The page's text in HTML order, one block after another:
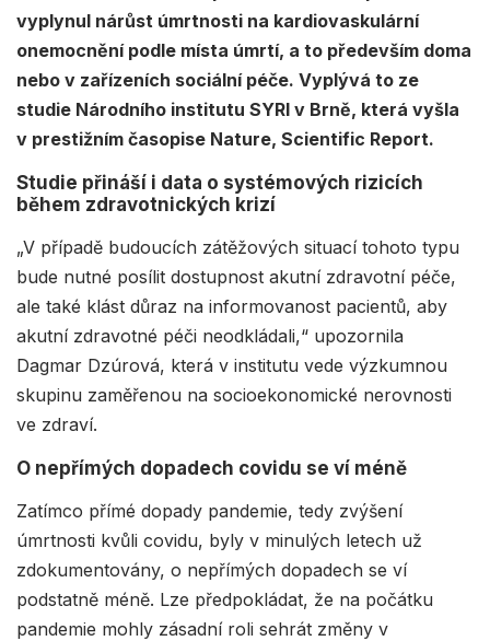
vyplynul nárůst úmrtnosti na kardiovaskulární
onemocnění podle místa úmrtí, a to především doma
nebo v zařízeních sociální péče. Vyplývá to ze
studie Národního institutu SYRI v Brně, která vyšla
v prestižním časopise Nature, Scientific Report.
Studie přináší i data o systémových rizicích
během zdravotnických krizí
„V případě budoucích zátěžových situací tohoto typu
bude nutné posílit dostupnost akutní zdravotní péče,
ale také klást důraz na informovanost pacientů, aby
akutní zdravotné péči neodkládali,“ upozornila
Dagmar Dzúrová, která v institutu vede výzkumnou
skupinu zaměřenou na socioekonomické nerovnosti
ve zdraví.
O nepřímých dopadech covidu se ví méně
Zatímco přímé dopady pandemie, tedy zvýšení
úmrtnosti kvůli covidu, byly v minulých letech už
zdokumentovány, o nepřímých dopadech se ví
podstatně méně. Lze předpokládat, že na počátku
pandemie mohly zásadní roli sehrát změny v